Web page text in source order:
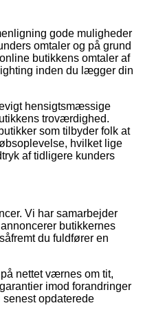
gode muligheder
omtaler og på grund
butikkens omtaler af
inden du lægger din
hensigtsmæssige
troværdighed.
som tilbyder folk at
hvilket lige
af tidligere kunders
Vi har samarbejder
butikkernes
du fuldfører en
nettet værnes om tit,
imod forandringer
opdaterede